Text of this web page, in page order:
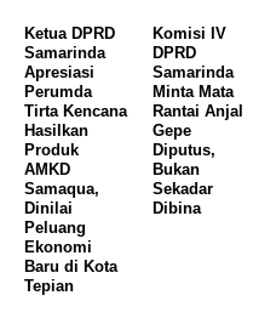
Ketua DPRD
Samarinda
Apresiasi
Perumda
Tirta Kencana
Hasilkan
Produk
AMKD
Samaqua,
Dinilai
Peluang
Ekonomi
Baru di Kota
Tepian
Komisi IV
DPRD
Samarinda
Minta Mata
Rantai Anjal
Gepe
Diputus,
Bukan
Sekadar
Dibina